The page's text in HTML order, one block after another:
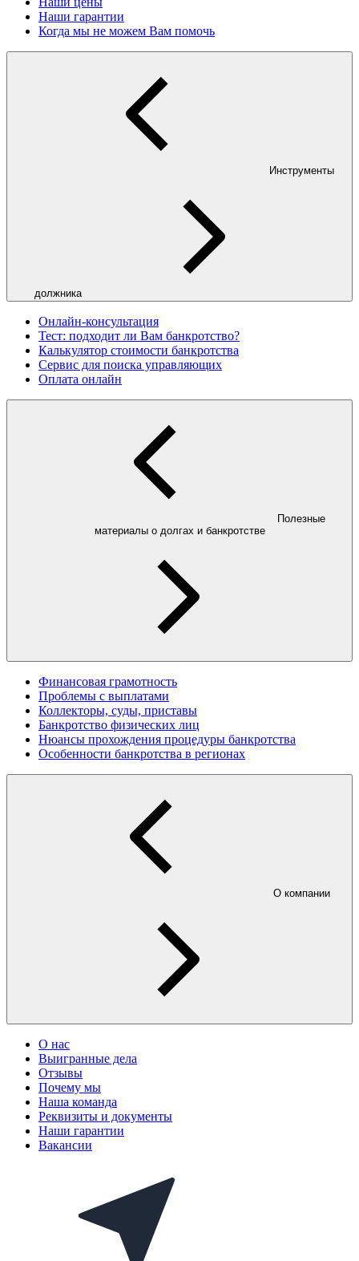
Наши гарантии
Когда мы не можем Вам помочь
Инструменты
должника
Онлайн-консультация
Тест: подходит ли Вам банкротство?
Калькулятор стоимости банкротства
Сервис для поиска управляющих
Оплата онлайн
Полезные
материалы о долгах и банкротстве
Финансовая грамотность
Проблемы с выплатами
Коллекторы, суды, приставы
Банкротство физических лиц
Нюансы прохождения процедуры банкротства
Особенности банкротства в регионах
О компании
О нас
Выигранные дела
Отзывы
Почему мы
Наша команда
Реквизиты и документы
Наши гарантии
Вакансии